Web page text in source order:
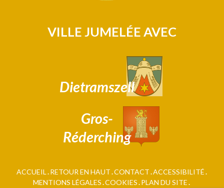
VILLE JUMELÉE AVEC
Dietramszell
Gros-
Réderching
ACCUEIL RETOUR EN HAUT CONTACT ACCESSIBILITÉ
MENTIONS LÉGALES COOKIES PLAN DU SITE